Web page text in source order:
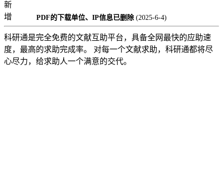
新
增
PDF的下载单位、IP信息已删除 (2025-6-4)
科研通是完全免费的文献互助平台，具备全网最快的应助速
度，最高的求助完成率。 对每一个文献求助，科研通都将尽
心尽力，给求助人一个满意的交代。